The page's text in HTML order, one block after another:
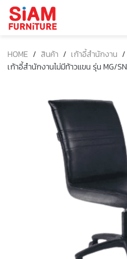
HOME / สินค้า / เก้าอี้สำนักงาน /
เก้าอี้สำนักงานไม่มีท้าวแขน รุ่น MG/SN